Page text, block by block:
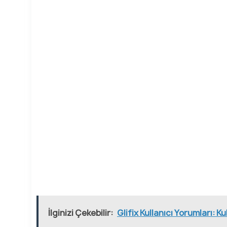
İlginizi Çekebilir: Glifix Kullanıcı Yorumları: